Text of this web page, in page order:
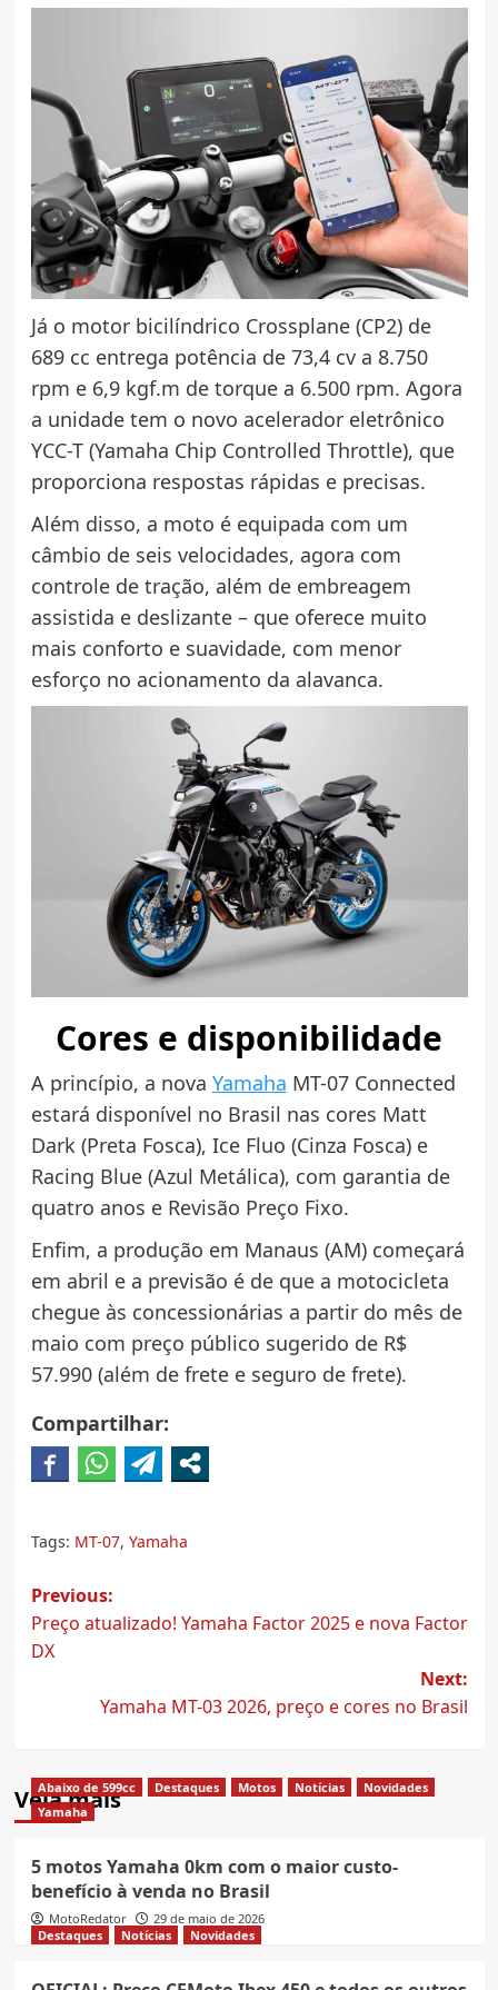
Já o motor bicilíndrico Crossplane (CP2) de
689 cc entrega potência de 73,4 cv a 8.750
rpm e 6,9 kgf.m de torque a 6.500 rpm. Agora
a unidade tem o novo acelerador eletrônico
YCC-T (Yamaha Chip Controlled Throttle), que
proporciona respostas rápidas e precisas.
Além disso, a moto é equipada com um
câmbio de seis velocidades, agora com
controle de tração, além de embreagem
assistida e deslizante – que oferece muito
mais conforto e suavidade, com menor
esforço no acionamento da alavanca.
Cores e disponibilidade
A princípio, a nova Yamaha MT-07 Connected
estará disponível no Brasil nas cores Matt
Dark (Preta Fosca), Ice Fluo (Cinza Fosca) e
Racing Blue (Azul Metálica), com garantia de
quatro anos e Revisão Preço Fixo.
Enfim, a produção em Manaus (AM) começará
em abril e a previsão é de que a motocicleta
chegue às concessionárias a partir do mês de
maio com preço público sugerido de R$
57.990 (além de frete e seguro de frete).
Compartilhar:
Tags: MT-07, Yamaha
Post
navigation
Previous:
Preço atualizado! Yamaha Factor 2025 e nova Factor
DX
Next:
Yamaha MT-03 2026, preço e cores no Brasil
Veja mais
Abaixo de 599cc Destaques Motos Notícias
Novidades
Yamaha
5 motos Yamaha 0km com o maior custo-
benefício à venda no Brasil
MotoRedator
29 de maio de 2026
Destaques
Notícias Novidades